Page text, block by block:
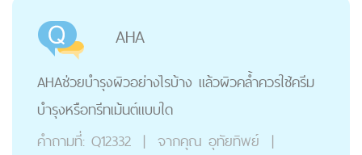
AHA
AHAช่วยบำรุงผิวอย่างไรบ้าง แล้วผิวคล้ำควรใช้ครีม
บำรุงหรือทรีทเม้นต์แบบใด
คำถามที่: Q12332 | จากคุณ อุทัยทิพย์ |